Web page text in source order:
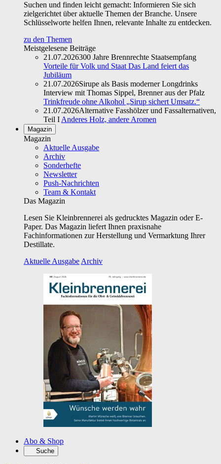
Suchen und finden leicht gemacht: Informieren Sie sich
zielgerichtet über aktuelle Themen der Branche. Unsere
Schlüsselworte helfen Ihnen, relevante Inhalte zu entdecken.
zu den Themen
Meistgelesene Beiträge
21.07.2026300 Jahre Brennrechte Staatsempfang
Vorteile für Volk und Staat Das Land feiert das
Jubiläum
21.07.2026Sirupe als Basis moderner Longdrinks
Interview mit Thomas Sippel, Brenner aus der Pfalz
Trinkfreude ohne Alkohol „Sirup sichert Umsatz.“
21.07.2026Alternative Fasshölzer und Fassalternativen,
Teil I Anderes Holz, andere Aromen
Magazin
Magazin
Aktuelle Ausgabe
Archiv
Sonderhefte
Newsletter
Push-Nachrichten
Team & Kontakt
Das Magazin
Lesen Sie Kleinbrennerei als gedrucktes Magazin oder E-
Paper. Das Magazin liefert Ihnen praxisnahe
Fachinformationen zur Herstellung und Vermarktung Ihrer
Destillate.
Aktuelle Ausgabe Archiv
Abo & Shop
Suche